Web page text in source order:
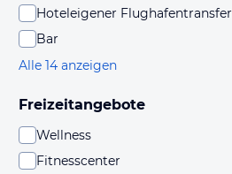
Hoteleigener Flughafentransfer
Bar
Alle 14 anzeigen
Freizeitangebote
Wellness
Fitnesscenter